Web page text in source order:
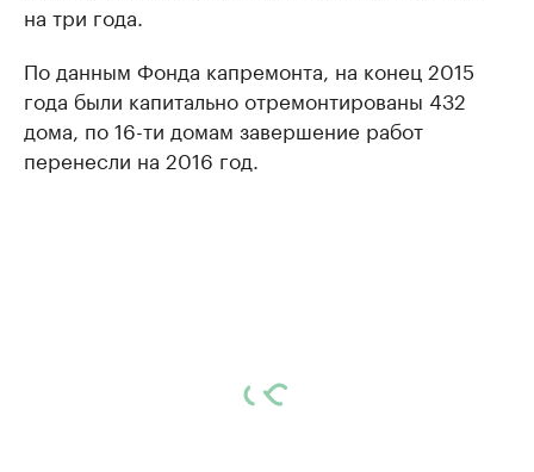
на три года.
По данным Фонда капремонта, на конец 2015
года были капитально отремонтированы 432
дома, по 16-ти домам завершение работ
перенесли на 2016 год.